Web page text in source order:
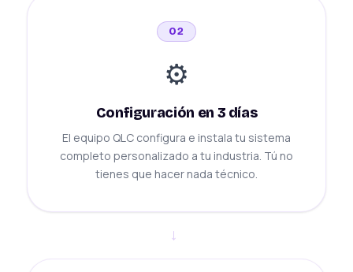
02
⚙️
Configuración en 3 días
El equipo QLC configura e instala tu sistema
completo personalizado a tu industria. Tú no
tienes que hacer nada técnico.
→